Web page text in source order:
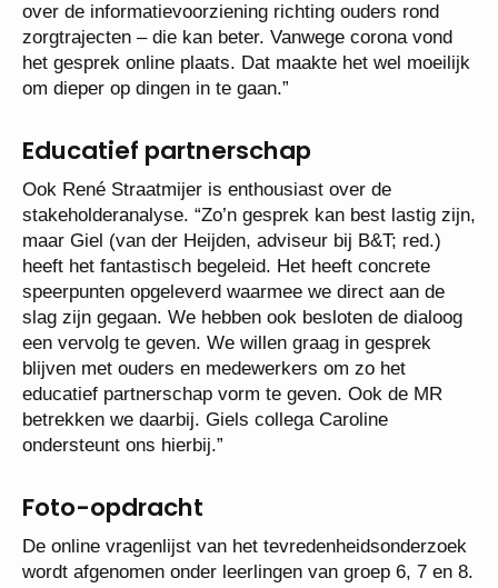
over de informatievoorziening richting ouders rond
zorgtrajecten – die kan beter. Vanwege corona vond
het gesprek online plaats. Dat maakte het wel moeilijk
om dieper op dingen in te gaan.”
Educatief partnerschap
Ook René Straatmijer is enthousiast over de
stakeholderanalyse. “Zo’n gesprek kan best lastig zijn,
maar Giel (van der Heijden, adviseur bij B&T; red.)
heeft het fantastisch begeleid. Het heeft concrete
speerpunten opgeleverd waarmee we direct aan de
slag zijn gegaan. We hebben ook besloten de dialoog
een vervolg te geven. We willen graag in gesprek
blijven met ouders en medewerkers om zo het
educatief partnerschap vorm te geven. Ook de MR
betrekken we daarbij. Giels collega Caroline
ondersteunt ons hierbij.”
Foto-opdracht
De online vragenlijst van het tevredenheidsonderzoek
wordt afgenomen onder leerlingen van groep 6, 7 en 8.